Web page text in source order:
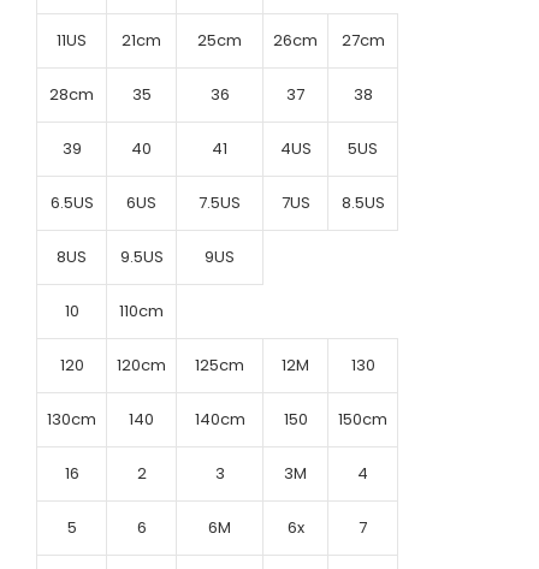
11US 21cm 25cm 26cm 27cm
28cm 35 36 37 38
39 40 41 4US 5US
6.5US 6US 7.5US 7US 8.5US
8US 9.5US 9US
10 110cm
120 120cm 125cm 12M 130
130cm 140 140cm 150 150cm
16 2 3 3M 4
5 6 6M 6x 7